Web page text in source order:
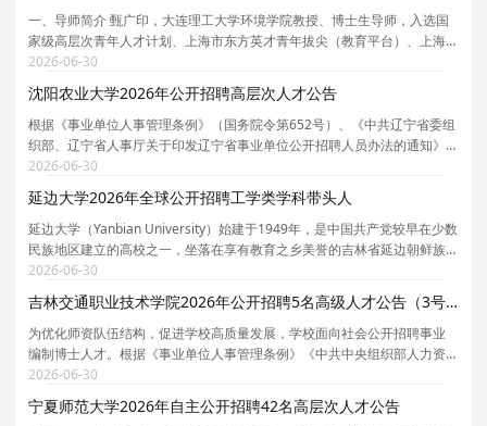
一、导师简介 甄广印，大连理工大学环境学院教授、博士生导师，入选国
家级高层次青年人才计划、上海市东方英才青年拔尖（教育平台）、上海
高校特聘教授（东方学者）、福建省闽江学者讲座教授、上海市浦江人才
计划（ A 类）、上海市教育工会申教名匠、上海市
2026-06-30
沈阳农业大学2026年公开招聘高层次人才公告
根据《事业单位人事管理条例》（国务院令第652号）、《中共辽宁省委组
织部、辽宁省人事厅关于印发辽宁省事业单位公开招聘人员办法的通知》
（辽人发[2007]1号）、《中共辽宁省委组织部、辽宁省人社厅转发中组
部、人社部关于进一步规范事业单位公开招聘工作的
2026-06-30
延边大学2026年全球公开招聘工学类学科带头人
延边大学（Yanbian University）始建于1949年，是中国共产党较早在少数
民族地区建立的高校之一，坐落在享有教育之乡美誉的吉林省延边朝鲜族
自治州首府延吉市，2017年在珲春市设立新校区，学校在教育固边、人才
兴边、科技强边、产业富边、学术戍边、文化润边
2026-06-30
吉林交通职业技术学院2026年公开招聘5名高级人才公告（3号）
为优化师资队伍结构，促进学校高质量发展，学校面向社会公开招聘事业
编制博士人才。根据《事业单位人事管理条例》《中共中央组织部人力资
源社会保障部关于进一步做好事业单位公开招聘工作的通知》《吉林省人
才发展条例》《吉林省人民政府办公厅转发关于全面
2026-06-30
宁夏师范大学2026年自主公开招聘42名高层次人才公告